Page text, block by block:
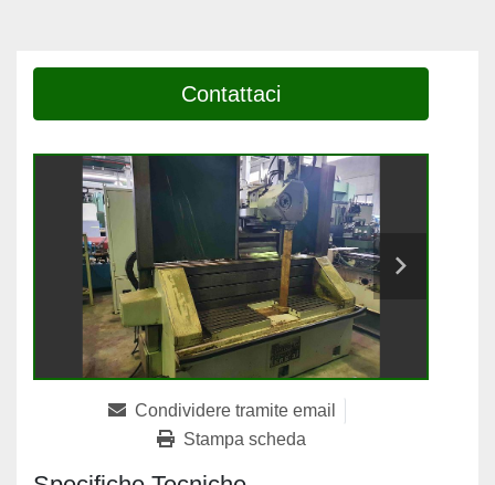
Contattaci
Condividere tramite email
Stampa scheda